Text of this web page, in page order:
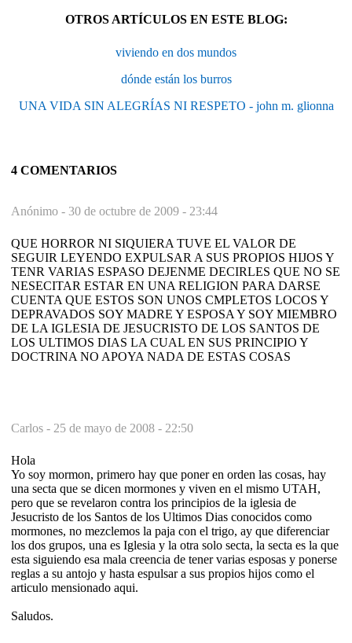
OTROS ARTÍCULOS EN ESTE BLOG:
viviendo en dos mundos
dónde están los burros
UNA VIDA SIN ALEGRÍAS NI RESPETO - john m. glionna
4 COMENTARIOS
Anónimo - 30 de octubre de 2009 - 23:44
QUE HORROR NI SIQUIERA TUVE EL VALOR DE
SEGUIR LEYENDO EXPULSAR A SUS PROPIOS HIJOS Y
TENR VARIAS ESPASO DEJENME DECIRLES QUE NO SE
NESECITAR ESTAR EN UNA RELIGION PARA DARSE
CUENTA QUE ESTOS SON UNOS CMPLETOS LOCOS Y
DEPRAVADOS SOY MADRE Y ESPOSA Y SOY MIEMBRO
DE LA IGLESIA DE JESUCRISTO DE LOS SANTOS DE
LOS ULTIMOS DIAS LA CUAL EN SUS PRINCIPIO Y
DOCTRINA NO APOYA NADA DE ESTAS COSAS
Carlos - 25 de mayo de 2008 - 22:50
Hola
Yo soy mormon, primero hay que poner en orden las cosas, hay
una secta que se dicen mormones y viven en el mismo UTAH,
pero que se revelaron contra los principios de la iglesia de
Jesucristo de los Santos de los Ultimos Dias conocidos como
mormones, no mezclemos la paja con el trigo, ay que diferenciar
los dos grupos, una es Iglesia y la otra solo secta, la secta es la que
esta siguiendo esa mala creencia de tener varias esposas y ponerse
reglas a su antojo y hasta espulsar a sus propios hijos como el
articulo mensionado aqui.
Saludos.